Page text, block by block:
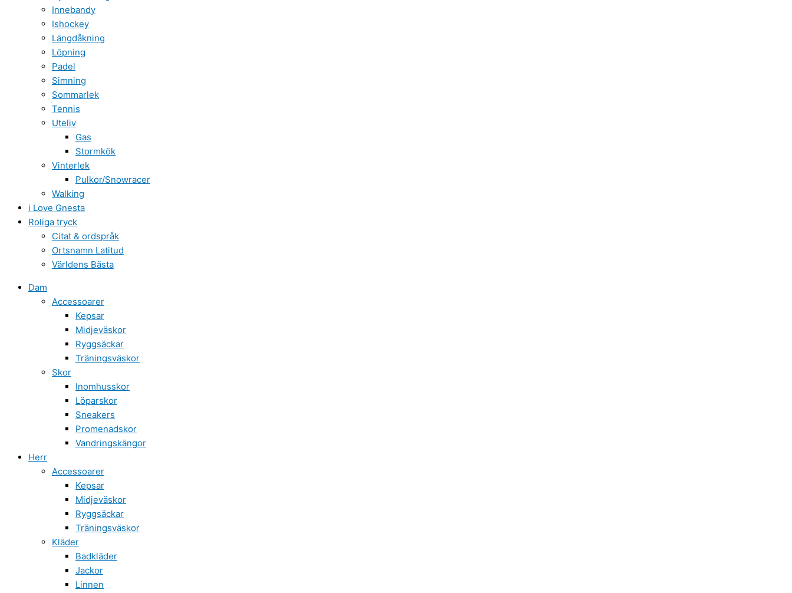
Innebandy
Ishockey
Längdåkning
Löpning
Padel
Simning
Sommarlek
Tennis
Uteliv
Gas
Stormkök
Vinterlek
Pulkor/Snowracer
Walking
i Love Gnesta
Roliga tryck
Citat & ordspråk
Ortsnamn Latitud
Världens Bästa
Dam
Accessoarer
Kepsar
Midjeväskor
Ryggsäckar
Träningsväskor
Skor
Inomhusskor
Löparskor
Sneakers
Promenadskor
Vandringskängor
Herr
Accessoarer
Kepsar
Midjeväskor
Ryggsäckar
Träningsväskor
Kläder
Badkläder
Jackor
Linnen